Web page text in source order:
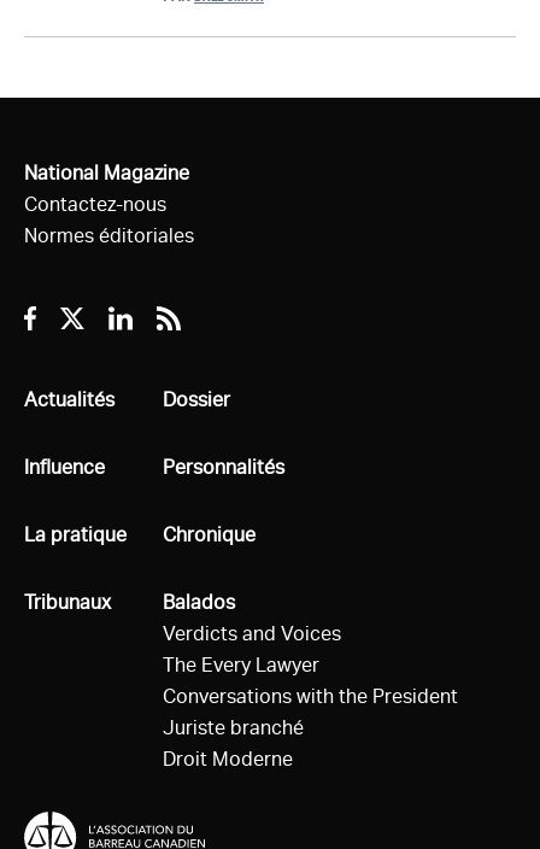
National Magazine
Contactez-nous
Normes éditoriales
Facebook
TwitterLinkedin
RSS
Tous
Actualités
Tous
Influence
Tous
La pratique
Tous
Tribunaux
Tous
Dossier
Tous
Personnalités
Tous
Chronique
Tous
Balados
Verdicts and Voices
The Every Lawyer
Conversations with the President
Juriste branché
Droit Moderne